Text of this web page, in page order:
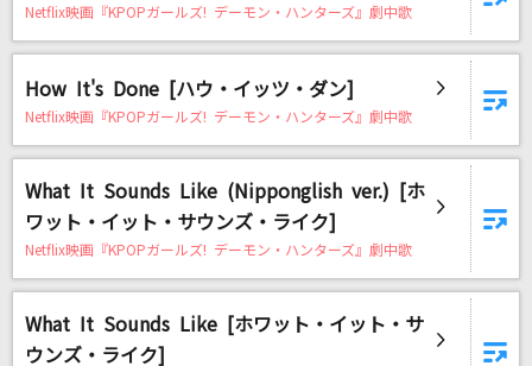
[生音]恥ずかしいか青春は
緑黄色社会
青春病
藤井 風
プラスティック・ラブ
竹内まりや
[生音]アイノカタチ feat.HIDE(GReeeeN)
Misia
Netflix映画『KPOPガールズ! デーモン・ハンターズ』劇中歌
How It's Done [ハウ・イッツ・ダン]
Netflix映画『KPOPガールズ! デーモン・ハンターズ』劇中歌
What It Sounds Like (Nipponglish ver.) [ホ
ワット・イット・サウンズ・ライク]
Netflix映画『KPOPガールズ! デーモン・ハンターズ』劇中歌
What It Sounds Like [ホワット・イット・サ
ウンズ・ライク]